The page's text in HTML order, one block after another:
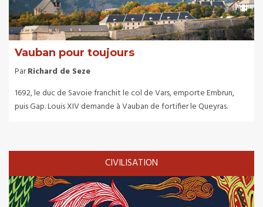
Vauban pour toujours
ParRichard de Seze
1692, le duc de Savoie franchit le col de Vars, emporte Embrun,
puis Gap. Louis XIV demande à Vauban de fortifier le Queyras.
CIVILISATION